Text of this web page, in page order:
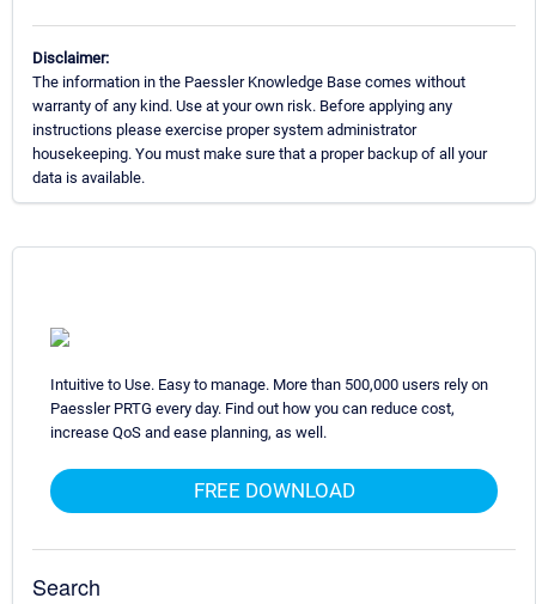
Disclaimer:
The information in the Paessler Knowledge Base comes without
warranty of any kind. Use at your own risk. Before applying any
instructions please exercise proper system administrator
housekeeping. You must make sure that a proper backup of all your
data is available.
Intuitive to Use. Easy to manage. More than 500,000 users rely on
Paessler PRTG every day. Find out how you can reduce cost,
increase QoS and ease planning, as well.
FREE DOWNLOAD
Search